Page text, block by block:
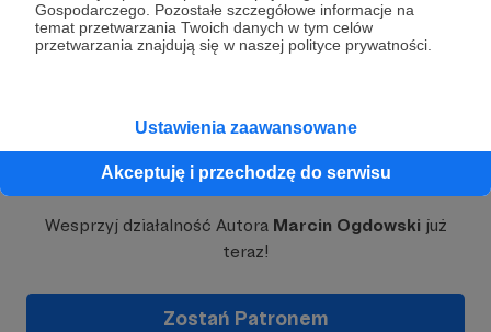
Gospodarczego. Pozostałe szczegółowe informacje na
temat przetwarzania Twoich danych w tym celów
przetwarzania znajdują się w naszej polityce prywatności.
Ustawienia zaawansowane
Akceptuję i przechodzę do serwisu
Dołącz do grona Patronów!
Wesprzyj działalność Autora Marcin Ogdowski już
teraz!
Zostań Patronem